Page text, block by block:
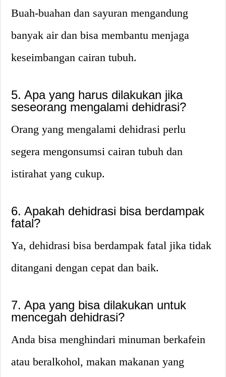
Buah-buahan dan sayuran mengandung
banyak air dan bisa membantu menjaga
keseimbangan cairan tubuh.
5. Apa yang harus dilakukan jika
seseorang mengalami dehidrasi?
Orang yang mengalami dehidrasi perlu
segera mengonsumsi cairan tubuh dan
istirahat yang cukup.
6. Apakah dehidrasi bisa berdampak
fatal?
Ya, dehidrasi bisa berdampak fatal jika tidak
ditangani dengan cepat dan baik.
7. Apa yang bisa dilakukan untuk
mencegah dehidrasi?
Anda bisa menghindari minuman berkafein
atau beralkohol, makan makanan yang